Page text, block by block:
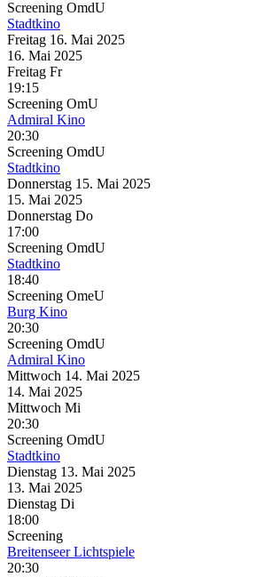
Screening OmdU
Stadtkino
Freitag 16. Mai 2025
16. Mai 2025
Freitag Fr
19:15
Screening OmU
Admiral Kino
20:30
Screening OmdU
Stadtkino
Donnerstag 15. Mai 2025
15. Mai 2025
Donnerstag Do
17:00
Screening OmdU
Stadtkino
18:40
Screening OmeU
Burg Kino
20:30
Screening OmdU
Admiral Kino
Mittwoch 14. Mai 2025
14. Mai 2025
Mittwoch Mi
20:30
Screening OmdU
Stadtkino
Dienstag 13. Mai 2025
13. Mai 2025
Dienstag Di
18:00
Screening
Breitenseer Lichtspiele
20:30